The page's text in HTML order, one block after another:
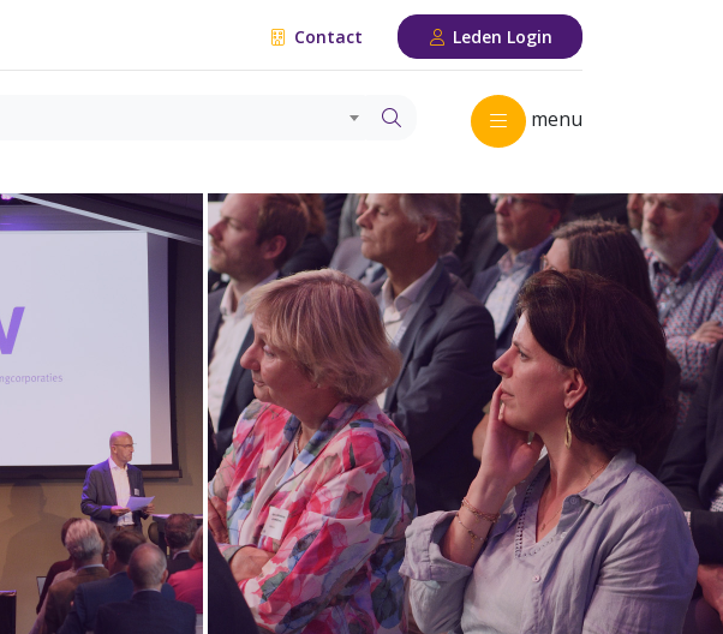
Contact Leden Login
menu